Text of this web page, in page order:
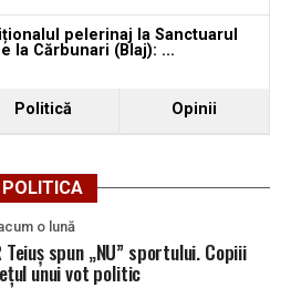
pelerinaj la Sanctuarul
la Cărbunari (Blaj): ...
Politică Opinii
POLITICA
o lună
Teiuș spun „NU” sportului. Copiii
unui vot politic